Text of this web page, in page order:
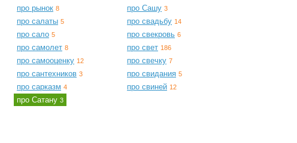
про рынок 8
про салаты 5
про сало 5
про самолет 8
про самооценку 12
про сантехников 3
про сарказм 4
про Сатану 3
про Сашу 3
про свадьбу 14
про свекровь 6
про свет 186
про свечку 7
про свидания 5
про свиней 12